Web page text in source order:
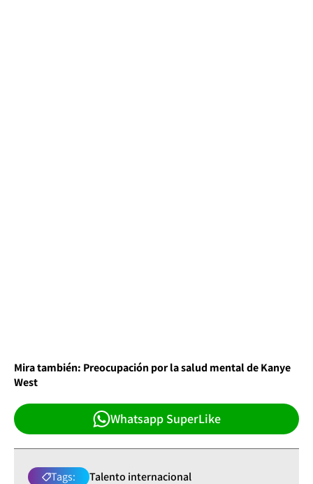
Mira también: Preocupación por la salud mental de Kanye
West
Whatsapp SuperLike
Tags: Talento internacional